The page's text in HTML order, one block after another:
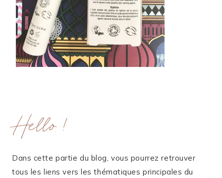
Hello !
Dans cette partie du blog, vous pourrez retrouver
tous les liens vers les thématiques principales du